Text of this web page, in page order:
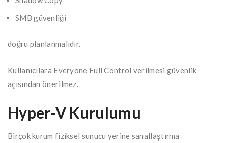
SMB güvenliği
doğru planlanmalıdır.
Kullanıcılara Everyone Full Control verilmesi güvenlik
açısından önerilmez.
Hyper-V Kurulumu
Birçok kurum fiziksel sunucu yerine sanallaştırma